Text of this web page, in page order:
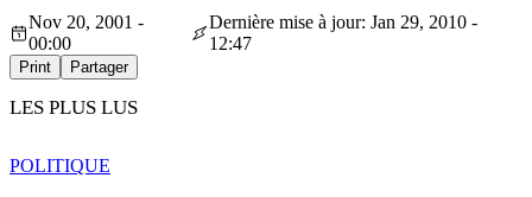
Nov 20, 2001 -
00:00
Dernière mise à jour: Jan 29, 2010 -
12:47
Print Partager
LES PLUS LUS
POLITIQUE